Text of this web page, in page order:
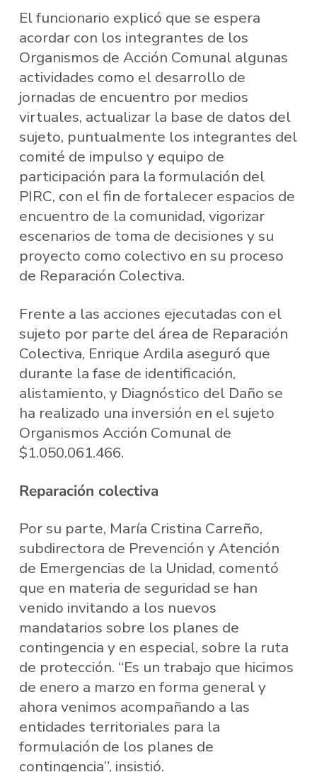
El funcionario explicó que se espera
acordar con los integrantes de los
Organismos de Acción Comunal algunas
actividades como el desarrollo de
jornadas de encuentro por medios
virtuales, actualizar la base de datos del
sujeto, puntualmente los integrantes del
comité de impulso y equipo de
participación para la formulación del
PIRC, con el fin de fortalecer espacios de
encuentro de la comunidad, vigorizar
escenarios de toma de decisiones y su
proyecto como colectivo en su proceso
de Reparación Colectiva.
Frente a las acciones ejecutadas con el
sujeto por parte del área de Reparación
Colectiva, Enrique Ardila aseguró que
durante la fase de identificación,
alistamiento, y Diagnóstico del Daño se
ha realizado una inversión en el sujeto
Organismos Acción Comunal de
$1.050.061.466.
Reparación colectiva
Por su parte, María Cristina Carreño,
subdirectora de Prevención y Atención
de Emergencias de la Unidad, comentó
que en materia de seguridad se han
venido invitando a los nuevos
mandatarios sobre los planes de
contingencia y en especial, sobre la ruta
de protección. “Es un trabajo que hicimos
de enero a marzo en forma general y
ahora venimos acompañando a las
entidades territoriales para la
formulación de los planes de
contingencia”, insistió.